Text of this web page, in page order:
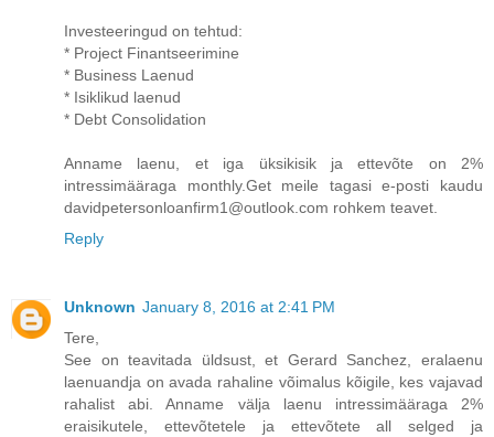
Investeeringud on tehtud:
* Project Finantseerimine
* Business Laenud
* Isiklikud laenud
* Debt Consolidation
Anname laenu, et iga üksikisik ja ettevõte on 2%
intressimääraga monthly.Get meile tagasi e-posti kaudu
davidpetersonloanfirm1@outlook.com rohkem teavet.
Reply
Unknown January 8, 2016 at 2:41 PM
Tere,
See on teavitada üldsust, et Gerard Sanchez, eralaenu
laenuandja on avada rahaline võimalus kõigile, kes vajavad
rahalist abi. Anname välja laenu intressimääraga 2%
eraisikutele, ettevõtetele ja ettevõtete all selged ja